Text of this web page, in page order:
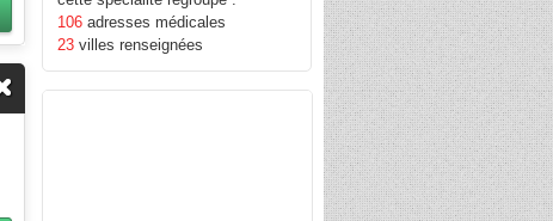
106 adresses médicales
23 villes renseignées